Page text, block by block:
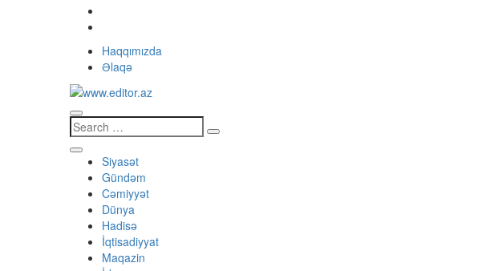
Haqqımızda
Əlaqə
Siyasət
Gündəm
Cəmiyyət
Dünya
Hadisə
İqtisadiyyat
Maqazin